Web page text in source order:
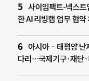
사이임팩트-넥스트
한 AI 리빙랩 업무 협약
아시아ㆍ태평양 난
다리…국제기구·재단